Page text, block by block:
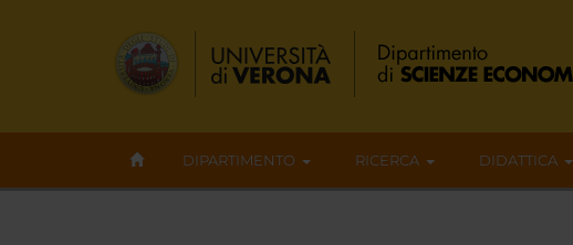
DIPARTIMENTO RICERCA DIDATTICA